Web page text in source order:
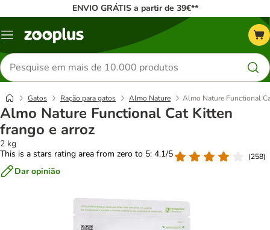
ENVIO GRÁTIS a partir de 39€**
Menu
Pesquisar
produtos
Gatos Ração para gatos Almo Nature Almo Nature Functional
Almo Nature Functional Cat Kitten
frango e arroz
2 kg
This is a stars rating area from zero to 5: 4.1/5
(258)
Dar opinião